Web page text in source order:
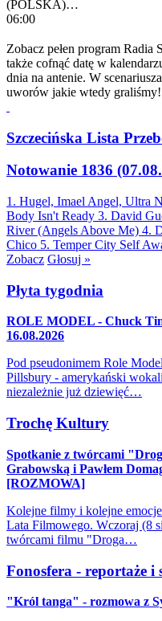
(POLSKA)…
06:00
Zobacz pełen program Radia
także cofnąć datę w
dnia na antenie. W
uworów jakie wtedy graliśmy!
Szczecińska Lista
Notowanie 1836
1. Hugel, Imael Angel, Ultra
Body Isn't Ready 3. David
River (Angels Above Me) 4.
Chico 5. Temper City Self
Zobacz Głosuj »
Płyta tygodnia
ROLE MODEL - Chuck
16.08.2026
Pod pseudonimem Role
Pillsbury - amerykański
niezależnie już dziewięć…
Trochę Kultury
Spotkanie z twórcami
Grabowską i Pawłem
[ROZMOWA]
Kolejne filmy i kolejne
Lata Filmowego. Wczoraj (8
twórcami filmu "Droga…
Fonosfera - reportaże i
"Król tanga" - rozmowa z